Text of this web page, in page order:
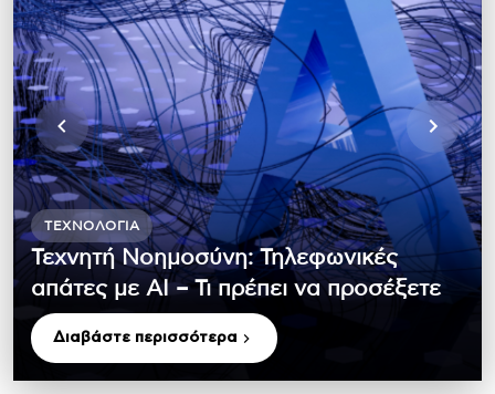
ΤΕΧΝΟΛΟΓΊΑ
Τεχνητή Νοημοσύνη: Τηλεφωνικές
απάτες με ΑΙ – Τι πρέπει να προσέξετε
Διαβάστε περισσότερα